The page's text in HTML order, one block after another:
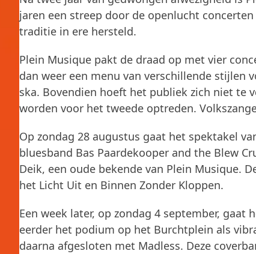
jaren een streep door de openlucht
traditie in ere hersteld.
Plein Musique pakt de draad op met vier
dan weer een menu van verschillende stijlen
ska. Bovendien hoeft het publiek zich niet te
worden voor het tweede optreden.
Op zondag 28 augustus gaat het spektakel
bluesband Bas Paardekooper and the Blew
Deik, een oude bekende van Plein Musique.
het Licht Uit en Binnen Zonder Kloppen.
Een week later, op zondag 4 september,
eerder het podium op het Burchtplein als
daarna afgesloten met Madless. Deze